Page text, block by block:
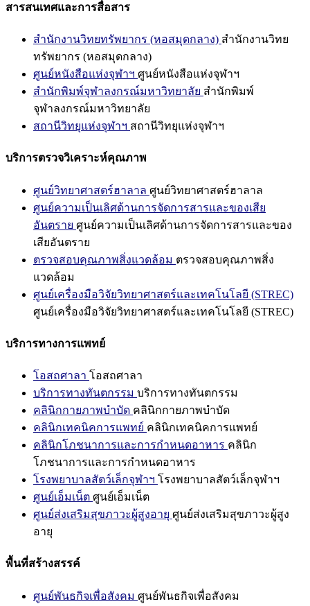
สารสนเทศและการสื่อสาร
สำนักงานวิทยทรัพยากร (หอสมุดกลาง) สำนักงานวิทย
ทรัพยากร (หอสมุดกลาง)
ศูนย์หนังสือแห่งจุฬาฯ ศูนย์หนังสือแห่งจุฬาฯ
สำนักพิมพ์จุฬาลงกรณ์มหาวิทยาลัย สำนักพิมพ์
จุฬาลงกรณ์มหาวิทยาลัย
สถานีวิทยุแห่งจุฬาฯ สถานีวิทยุแห่งจุฬาฯ
บริการตรวจวิเคราะห์คุณภาพ
ศูนย์วิทยาศาสตร์ฮาลาล ศูนย์วิทยาศาสตร์ฮาลาล
ศูนย์ความเป็นเลิศด้านการจัดการสารและของเสีย
อันตราย ศูนย์ความเป็นเลิศด้านการจัดการสารและของ
เสียอันตราย
ตรวจสอบคุณภาพสิ่งแวดล้อม ตรวจสอบคุณภาพสิ่ง
แวดล้อม
ศูนย์เครื่องมือวิจัยวิทยาศาสตร์และเทคโนโลยี (STREC)
ศูนย์เครื่องมือวิจัยวิทยาศาสตร์และเทคโนโลยี (STREC)
บริการทางการแพทย์
โอสถศาลา โอสถศาลา
บริการทางทันตกรรม บริการทางทันตกรรม
คลินิกกายภาพบำบัด คลินิกกายภาพบำบัด
คลินิกเทคนิคการแพทย์ คลินิกเทคนิคการแพทย์
คลินิกโภชนาการและการกำหนดอาหาร คลินิก
โภชนาการและการกำหนดอาหาร
โรงพยาบาลสัตว์เล็กจุฬาฯ โรงพยาบาลสัตว์เล็กจุฬาฯ
ศูนย์เอ็มเน็ต ศูนย์เอ็มเน็ต
ศูนย์ส่งเสริมสุขภาวะผู้สูงอายุ ศูนย์ส่งเสริมสุขภาวะผู้สูง
อายุ
พื้นที่สร้างสรรค์
ศูนย์พันธกิจเพื่อสังคม ศูนย์พันธกิจเพื่อสังคม